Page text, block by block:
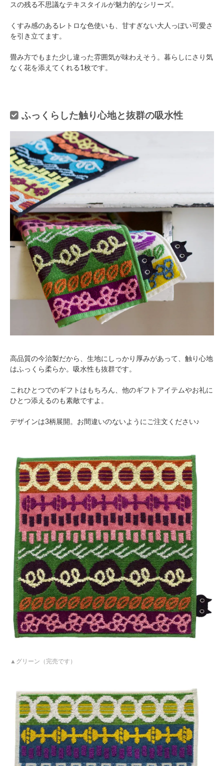
スの残る不思議なテキスタイルが魅力的なシリーズ。
くすみ感のあるレトロな色使いも、甘すぎない大人っぽい可愛さ
を引き立てます。
畳み方でもまた少し違った雰囲気が味わえそう。暮らしにさり気
なく花を添えてくれる1枚です。
ふっくらした触り心地と抜群の吸水性
高品質の今治製だから、生地にしっかり厚みがあって、触り心地
はふっくら柔らか。吸水性も抜群です。
これひとつでのギフトはもちろん、他のギフトアイテムやお礼に
ひとつ添えるのも素敵ですよ。
デザインは3柄展開。お間違いのないようにご注文ください♪
グリーン（完売です）